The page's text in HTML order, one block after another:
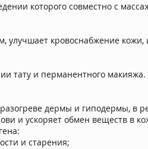
которого совместно с
кровоснабжение кожи,
тату и перманентного макияжа.
дермы и гиподермы, в
и ускоряет обмен веществ в
и старения;